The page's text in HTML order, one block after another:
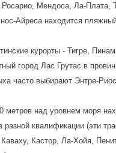
Мендоса, Ла-
Айреса находится
курорты - Тигре,
город Лас Грутас в
часто выбирают Энтре-
метров над уровнем моря
квалификации (эти
Кастор, Ла-Хойя,